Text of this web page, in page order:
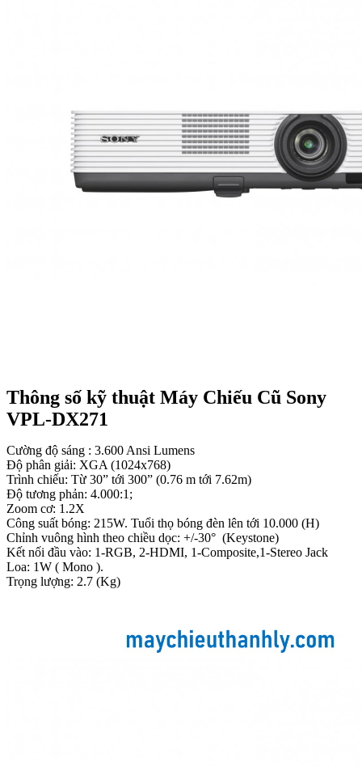
Thông số kỹ thuật Máy Chiếu Cũ Sony
VPL-DX271
Cường độ sáng : 3.600 Ansi Lumens
Độ phân giải: XGA (1024x768)
Trình chiếu: Từ 30” tới 300” (0.76 m tới 7.62m)
Độ tương phản: 4.000:1;
Zoom cơ: 1.2X
Công suất bóng: 215W. Tuổi thọ bóng đèn lên tới 10.000 (H)
Chỉnh vuông hình theo chiều dọc: +/-30° (Keystone)
Kết nối đầu vào: 1-RGB, 2-HDMI, 1-Composite,1-Stereo Jack
Loa: 1W ( Mono ).
Trọng lượng: 2.7 (Kg)